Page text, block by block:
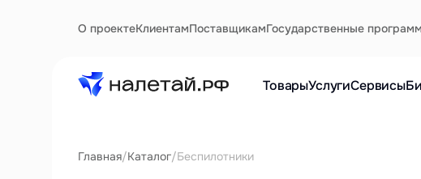
О проектеКлиентамПоставщикамГосударственные
ТоварыУслугиСервисы
Главная/Каталог/Беспилотники